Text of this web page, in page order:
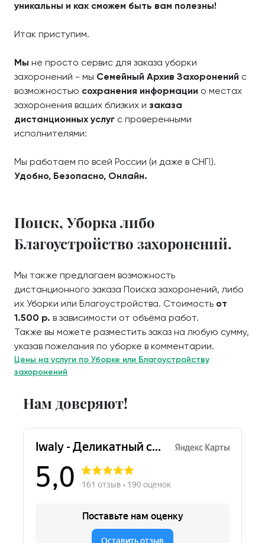
уникальны и как сможем быть вам полезны!
Итак приступим.
Мы не просто сервис для заказа уборки
захоронений - мы Семейный Архив Захоронений с
возможностью сохранения информации о местах
захоронения ваших близких и заказа
дистанционных услуг с проверенными
исполнителями:
Мы работаем по всей России (и даже в СНГ!).
Удобно, Безопасно, Онлайн.
Поиск, Уборка либо
Благоустройство захоронений.
Мы также предлагаем возможность
дистанционного заказа Поиска захоронений, либо
их Уборки или Благоустройства. Стоимость от
1.500 р. в зависимости от объёма работ.
Также вы можете разместить заказ на любую сумму,
указав пожелания по уборке в комментарии.
Цены на услуги по Уборке или Благоустройству
захоронений
Нам доверяют!